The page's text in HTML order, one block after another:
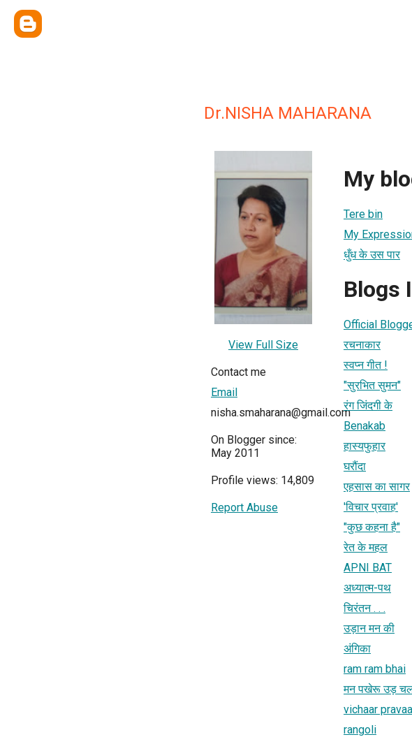
Dr.NISHA MAHARANA
View Full Size
Contact me
Email
nisha.smaharana@gmail.com
On Blogger since:
May 2011
Profile views: 14,809
Report Abuse
My
Tere bin
My
धुँध के उस पार
Blogs
Official
रचनाकार
स्वप्न गीत !
"सुरभित सुमन"
रंग जिंदगी के
Benakab
हास्यफुहार
घरौंदा
एहसास का सागर
'विचार प्रवाह'
"कुछ कहना है"
रेत के महल
APNI BAT
अध्यात्म-पथ
चिरंतन . . .
उड़ान मन की
अंगिका
ram ram bhai
मन पखेरू उड़
vichaar
rangoli